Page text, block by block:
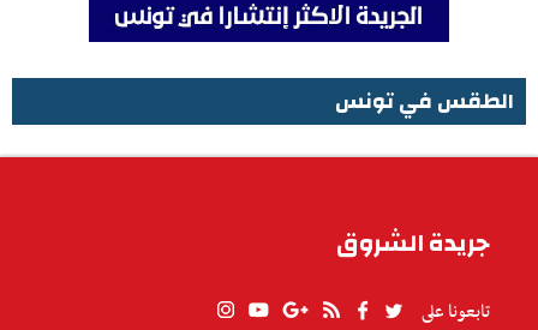
الطقس في تونس
جريدة الشروق
تابعونا على